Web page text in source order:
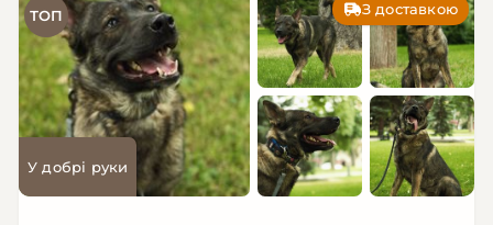
ТОП З доставкою
У добрі руки